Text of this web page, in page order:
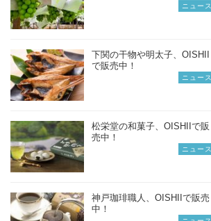
ニュース
下関の干物や明太子、OISHII
で販売中！
ニュース
松栄堂の和菓子、OISHIIで販
売中！
ニュース
神戸珈琲職人、OISHIIで販売
中！